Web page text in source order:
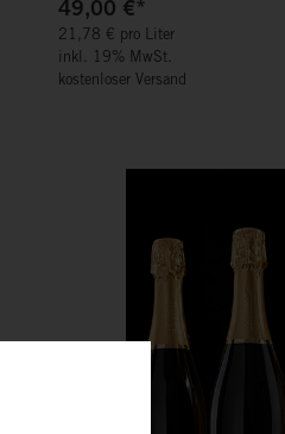
49,00 €*
21,78 € pro Liter
inkl. 19% MwSt.
kostenloser Versand